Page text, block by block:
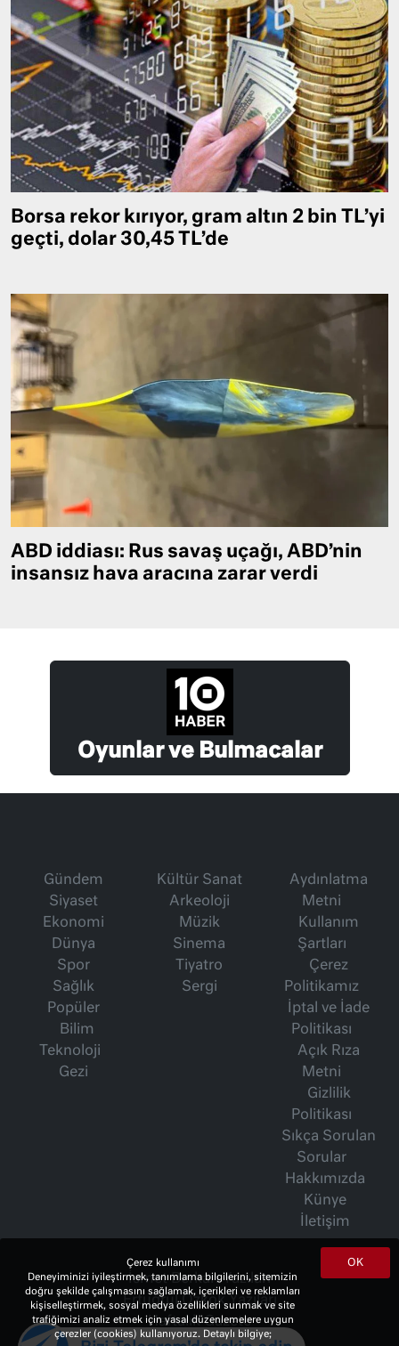
Borsa rekor kırıyor, gram altın 2 bin TL’yi
geçti, dolar 30,45 TL’de
ABD iddiası: Rus savaş uçağı, ABD’nin
insansız hava aracına zarar verdi
Oyunlar ve Bulmacalar
Gündem
Siyaset
Ekonomi
Dünya
Spor
Sağlık
Popüler
Bilim
Teknoloji
Gezi
Kültür Sanat
Arkeoloji
Müzik
Sinema
Tiyatro
Sergi
Aydınlatma
Metni
Kullanım
Şartları
Çerez
Politikamız
İptal ve İade
Politikası
Açık Rıza
Metni
Gizlilik
Politikası
Sıkça Sorulan
Sorular
Hakkımızda
Künye
İletişim
İsmet Berkan Yazıları
Ertuğrul Özkök Yazıları
Haftalık Gazete
OK
Çerez kullanımı
Deneyiminizi iyileştirmek, tanımlama bilgilerini, sitemizin
doğru şekilde çalışmasını sağlamak, içerikleri ve reklamları
kişiselleştirmek, sosyal medya özellikleri sunmak ve site
trafiğimizi analiz etmek için yasal düzenlemelere uygun
çerezler (cookies) kullanıyoruz. Detaylı bilgiye;